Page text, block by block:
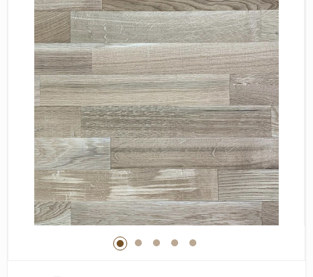
Паркетная доска
Полы для ванных комнат
Террасная доска
Пробковые покрытия
Ламинат
Виниловые покрытия
Стеновые панели
Лепнина
Клеевая продукция
Паркетные лаки и масла
Плинтус
Сопутствующие материалы